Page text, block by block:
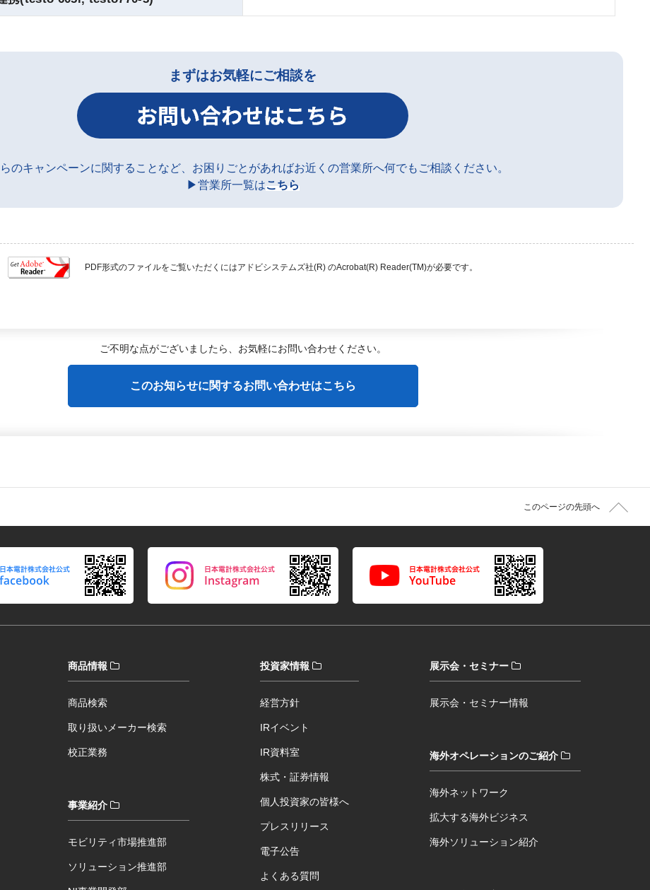
まずはお気軽にご相談を
のキャンペーンに関することなど、お困りごとがあればお近くの営業所へ何でもご相談ください。
▶営業所一覧はこちら
PDF形式のファイルをご覧いただくにはアドビシステムズ社(R) のAcrobat(R) Reader(TM)が必要です。
ご不明な点がございましたら、 お気軽にお問い合わせください。
このお知らせに関するお問い合わせはこちら
このページの先頭へ
商品情報
商品検索
取り扱いメーカー検索
校正業務
事業紹介
モビリティ市場推進部
ソリューション推進部
投資家情報
経営方針
IRイベント
IR資料室
株式・証券情報
個人投資家の皆様へ
プレスリリース
電子公告
よくある質問
展示会・セミナー
展示会・セミナー情報
海外オペレーションのご紹介
海外ネットワーク
拡大する海外ビジネス
海外ソリューション紹介